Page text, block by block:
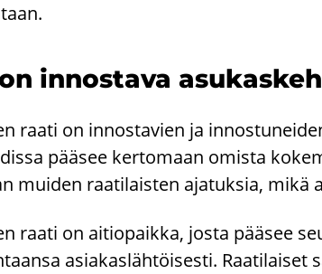
in­nos­ta­va
raati on in­nos­ta­vien ja
pää­see ker­to­maan omis­ta
mui­den raa­ti­lais­ten aja­tuk­sia, mikä
raati on ai­tio­paik­ka, josta pää­see
asia­kas­läh­töi­ses­ti. Raa­ti­lai­set